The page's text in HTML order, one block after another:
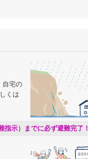
自宅の
くは
指示）までに必ず避難完了！